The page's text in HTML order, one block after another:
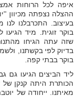
איפה לכל הרוחות
ההצלה נצפתה מכיוון
בעיצוב. התכרבלנו
בוקר זוגית. מיד הגיעו
שזה עתה הגיחו
בדיוק לפי בקשתנו,
בוקר בבתי קפה.
ליד הביצים הגיעו גם
הכותרת היתה קנקן של
מאיתנו. ייחודה של